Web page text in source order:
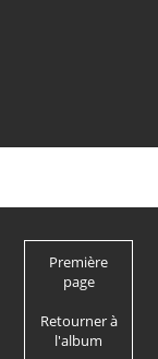
Première
page
Retourner à
l'album